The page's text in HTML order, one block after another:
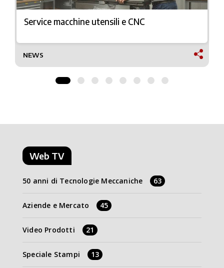
Service macchine utensili e CNC
NEWS
Web TV
50 anni di Tecnologie Meccaniche 63
Aziende e Mercato 45
Video Prodotti 21
Speciale Stampi 13